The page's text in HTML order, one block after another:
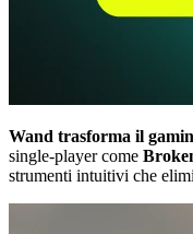
Wand trasforma il
single-player come
strumenti intuitivi che